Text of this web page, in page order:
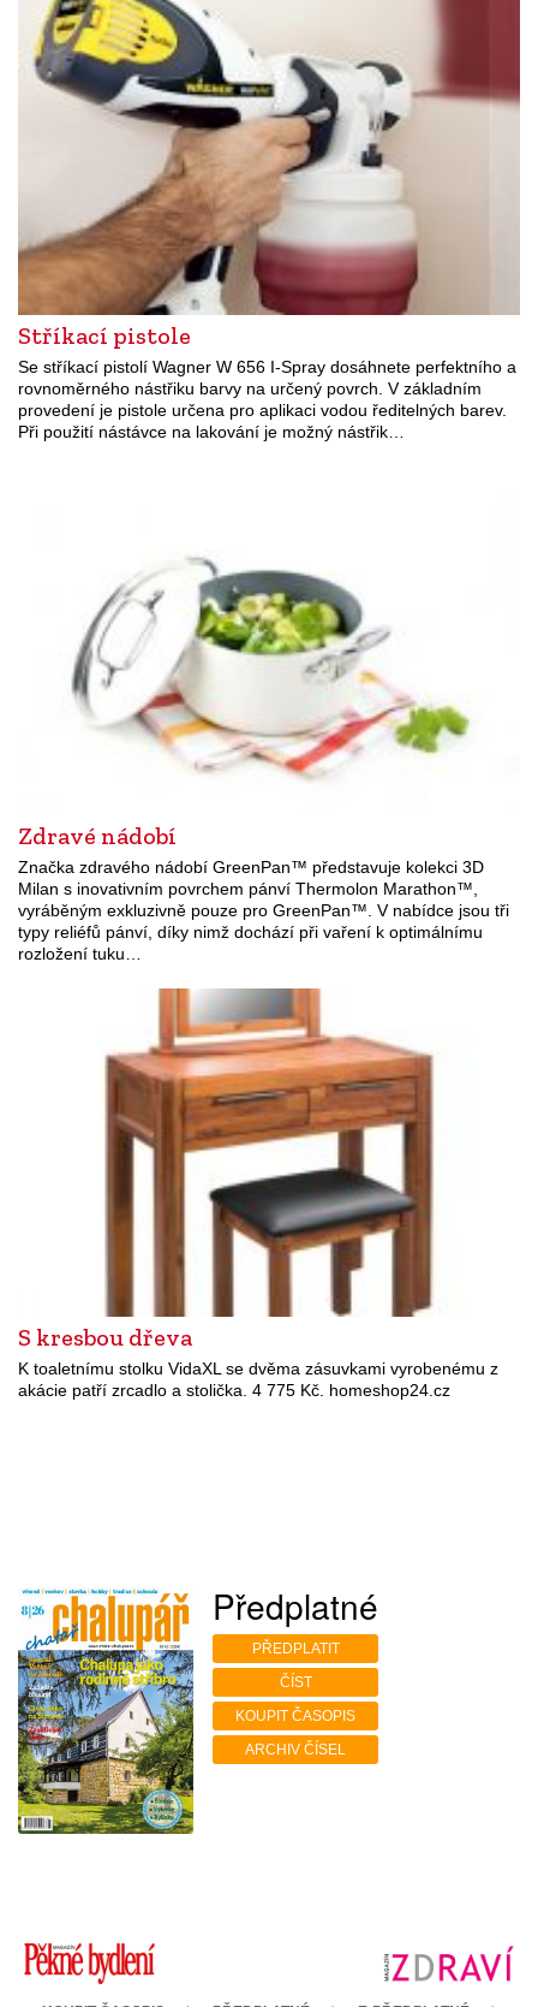
Stříkací pistole
Se stříkací pistolí Wagner W 656 I-Spray dosáhnete perfektního a
rovnoměrného nástřiku barvy na určený povrch. V základním
provedení je pistole určena pro aplikaci vodou ředitelných barev.
Při použití nástávce na lakování je možný nástřik…
Zdravé nádobí
Značka zdravého nádobí GreenPan™ představuje kolekci 3D
Milan s inovativním povrchem pánví Thermolon Marathon™,
vyráběným exkluzivně pouze pro GreenPan™. V nabídce jsou tři
typy reliéfů pánví, díky nimž dochází při vaření k optimálnímu
rozložení tuku…
S kresbou dřeva
K toaletnímu stolku VidaXL se dvěma zásuvkami vyrobenému z
akácie patří zrcadlo a stolička. 4 775 Kč. homeshop24.cz
Předplatné
PŘEDPLATIT
ČÍST
KOUPIT ČASOPIS
ARCHIV ČÍSEL